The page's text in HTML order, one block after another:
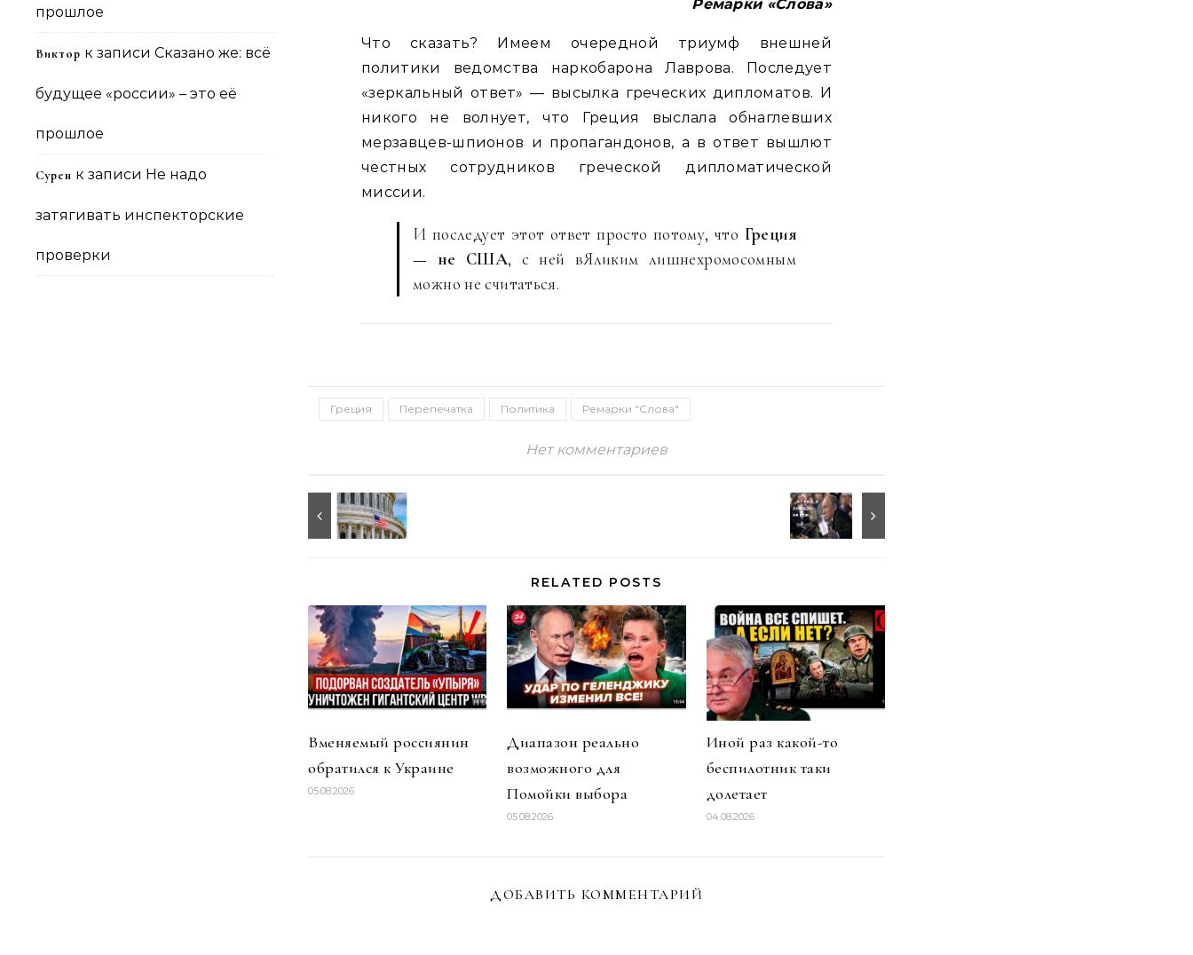
прошлое
Виктор к записи Сказано же: всё
будущее «россии» – это её
прошлое
Сурен к записи Не надо
затягивать инспекторские
проверки
Ремарки «Слова»
Что сказать? Имеем очередной триумф внешней
политики ведомства наркобарона Лаврова. Последует
«зеркальный ответ» — высылка греческих дипломатов. И
никого не волнует, что Греция выслала обнаглевших
мерзавцев-шпионов и пропагандонов, а в ответ вышлют
честных сотрудников греческой дипломатической
миссии.
И последует этот ответ просто потому, что Греция
— не США, с ней вЯликим лишнехромосомным
можно не считаться.
Греция Перепечатка Политика Ремарки "Слова"
Нет комментариев
RELATED POSTS
Вменяемый россиянин
обратился к Украине
05.08.2026
Диапазон реально
возможного для
Помойки выбора
05.08.2026
Иной раз какой-то
беспилотник таки
долетает
04.08.2026
ДОБАВИТЬ КОММЕНТАРИЙ